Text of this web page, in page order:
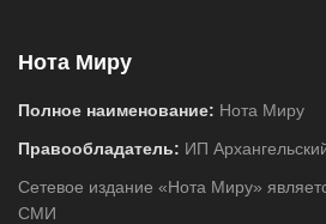
Нота Миру
Полное наименование: Нота Миру
Правообладатель: ИП
Сетевое издание «Нота Миру»
СМИ